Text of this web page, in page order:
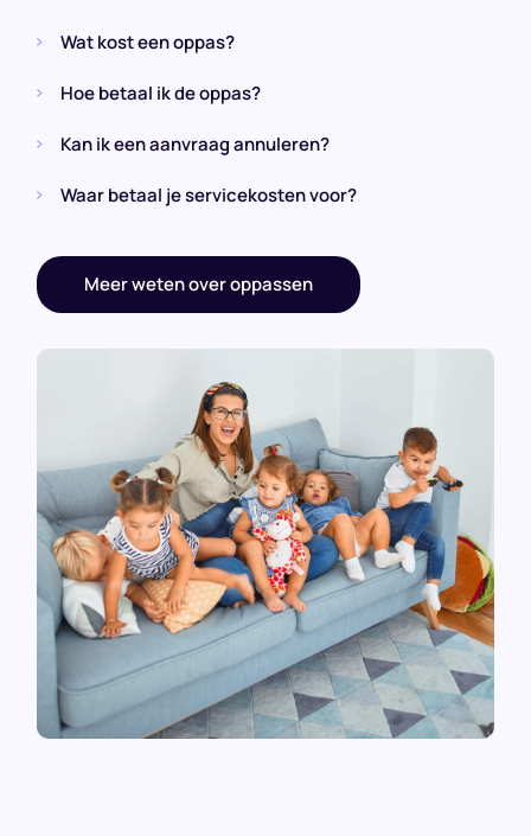
Wat kost een oppas?
Hoe betaal ik de oppas?
Kan ik een aanvraag annuleren?
Waar betaal je servicekosten voor?
Meer weten over oppassen